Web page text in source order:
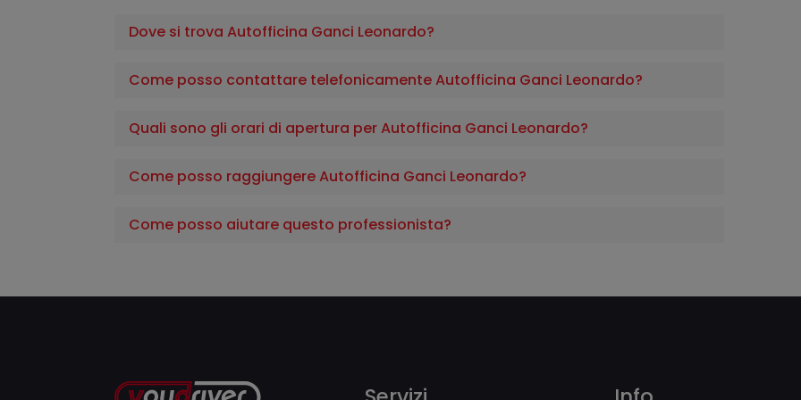
Dove si trova Autofficina Ganci Leonardo?
Come posso contattare telefonicamente Autofficina Ganci Leonardo?
Quali sono gli orari di apertura per Autofficina Ganci Leonardo?
Come posso raggiungere Autofficina Ganci Leonardo?
Come posso aiutare questo professionista?